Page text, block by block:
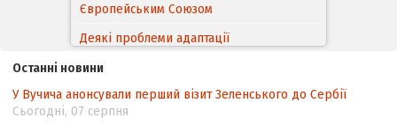
Європейським Cоюзом
Деякі проблеми адаптації
походження товарів відповідно до
Угоди про торговельні аспекти прав
інтелектуальної власності (TRIPS) у
Останні новини
У Вучича анонсували перший візит Зеленського до Сербії
Сьогодні, 07 серпня